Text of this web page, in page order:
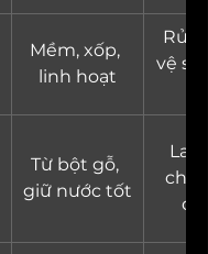
Mềm, xốp,
linh hoạt
Rửa
vệ
Từ bột gỗ,
giữ nước tốt
Lau
cơ